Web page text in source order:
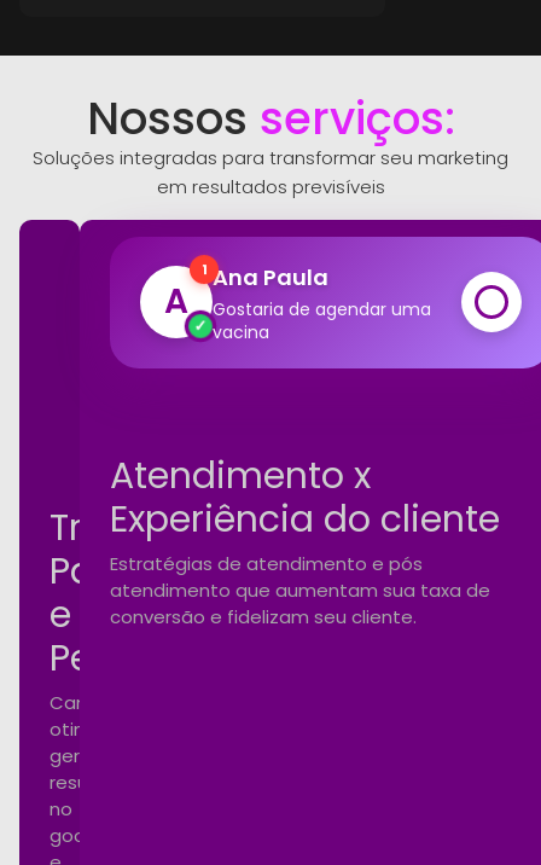
Nossos serviços:
Soluções integradas para transformar seu marketing
em resultados previsíveis
Tráfego
Pago
e
Performance
Campanhas
otimizadas
gerando
resultados
no
google
A
1 Ana Paula
Gostaria de agendar uma
vacina
Atendimento x
Experiência do cliente
Estratégias de atendimento e pós
atendimento que aumentam sua taxa de
conversão e fidelizam seu cliente.